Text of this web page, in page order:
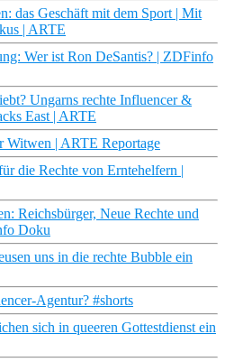
das Geschäft mit dem Sport | Mit
| ARTE
Wer ist Ron DeSantis? | ZDFinfo
Ungarns rechte Influencer &
East | ARTE
Witwen | ARTE Reportage
die Rechte von Erntehelfern |
Reichsbürger, Neue Rechte und
Doku
uns in die rechte Bubble ein
Agentur? #shorts
sich in queeren Gottestdienst ein